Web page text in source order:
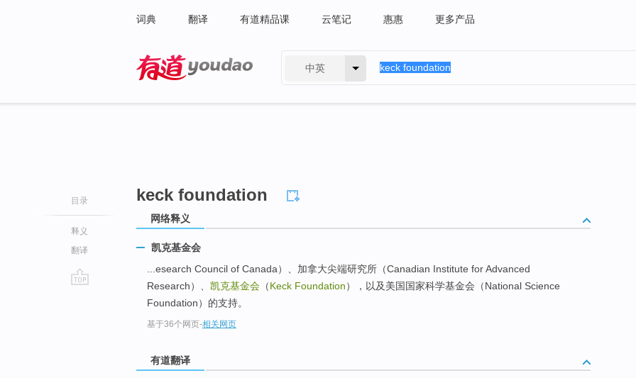
词典 翻译 有道精品课 云笔记 惠惠 更多产品
中英
目录
释义
翻译
keck foundation
网络释义
凯克基金会
...esearch Council of Canada）、加拿大尖端研究所（Canadian Institute for Advanced
Research）、 凯克基金会 （Keck Foundation），以及美国国家科学基金会（National Science
Foundation）的支持。
基于36个网页-相关网页
有道翻译